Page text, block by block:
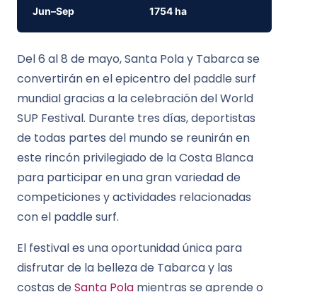
Jun–Sep 1754 ha
Del 6 al 8 de mayo, Santa Pola y Tabarca se
convertirán en el epicentro del paddle surf
mundial gracias a la celebración del World
SUP Festival. Durante tres días, deportistas
de todas partes del mundo se reunirán en
este rincón privilegiado de la Costa Blanca
para participar en una gran variedad de
competiciones y actividades relacionadas
con el paddle surf.
El festival es una oportunidad única para
disfrutar de la belleza de Tabarca y las
costas deSanta Pola mientras se aprende o